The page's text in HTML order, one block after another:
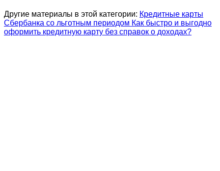
Другие материалы в этой категории: Кредитные карты
Сбербанка со льготным периодом Как быстро и выгодно
оформить кредитную карту без справок о доходах?